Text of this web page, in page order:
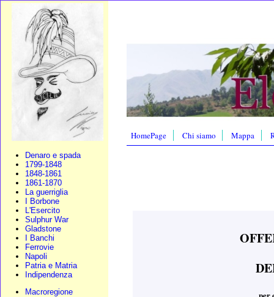
Denaro e spada
1799-1848
1848-1861
1861-1870
La guerriglia
I Borbone
L'Esercito
Sulphur War
Gladstone
I Banchi
Ferrovie
Napoli
Patria e Matria
Indipendenza
Macroregione
HomePage Chi siamo Mappa